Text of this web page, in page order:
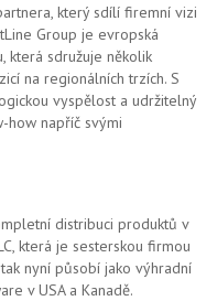
který sdílí firemní vizi
Group je evropská
která sdružuje několik
na regionálních trzích. S
vyspělost a udržitelný
how napříč svými
distribuci produktů v
která je sesterskou firmou
nyní působí jako výhradní
v USA a Kanadě.